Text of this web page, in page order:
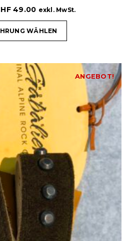
49.00 exkl. MwSt.
WÄHLEN
ANGEBOT!